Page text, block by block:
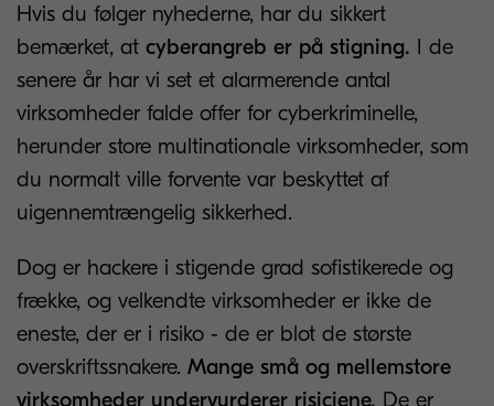
Hvis du følger nyhederne, har du sikkert
bemærket, at cyberangreb er på stigning. I de
senere år har vi set et alarmerende antal
virksomheder falde offer for cyberkriminelle,
herunder store multinationale virksomheder, som
du normalt ville forvente var beskyttet af
uigennemtrængelig sikkerhed.
Dog er hackere i stigende grad sofistikerede og
frække, og velkendte virksomheder er ikke de
eneste, der er i risiko - de er blot de største
overskriftssnakere. Mange små og mellemstore
virksomheder undervurderer risiciene. De er